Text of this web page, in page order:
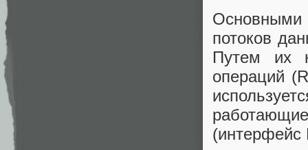
Основными
потоков
Путем их
операций
(интерфейс